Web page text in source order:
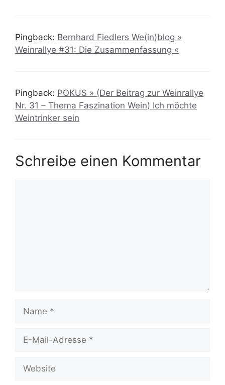
Pingback: Bernhard Fiedlers We(in)blog »
Weinrallye #31: Die Zusammenfassung «
Pingback: POKUS » (Der Beitrag zur Weinrallye
Nr. 31 – Thema Faszination Wein) Ich möchte
Weintrinker sein
Schreibe einen Kommentar
Name
Website